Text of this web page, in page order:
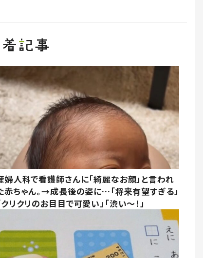
婦人科で看護師さんに「綺麗なお顔」と言われ
赤ちゃん。→成長後の姿に…「将来有望すぎる」
クリクリのお目目で可愛い」「渋い～！」